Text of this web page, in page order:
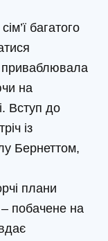
багатого
приваблювала
на
Вступ до
із
Бернеттом,
плани
– побачене на